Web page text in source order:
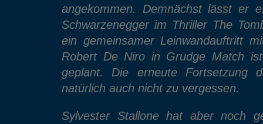
angekommen. Demnächst lässt er
Schwarzenegger im Thriller The
ein gemeinsamer Leinwandauftritt
Robert De Niro in Grudge Match
geplant. Die erneute Fortsetzung
natürlich auch nicht zu vergessen.
Sylvester Stallone hat aber noch